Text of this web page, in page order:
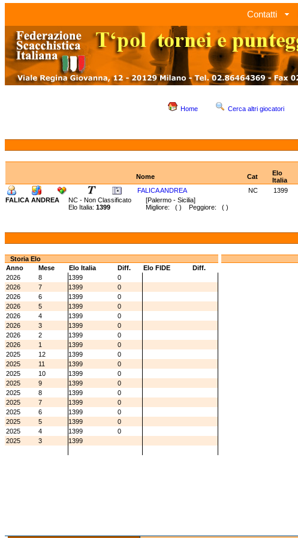
Contatti
Home Cerca altri giocatori
Nome
Cat
Elo
Italia
FALICA ANDREA
NC 1399
FALICA ANDREA
NC - Non Classificato [Palermo - Sicilia]
Elo Italia: 1399 Migliore: ( ) Peggiore: ( )
Storia Elo
Anno
Mese Elo Italia Diff. Elo FIDE
Diff.
2026
8 1399
0
2026
7 1399
0
2026
6 1399
0
2026
5 1399
0
2026
4 1399
0
2026
3 1399
0
2026
2 1399
0
2026
1 1399
0
2025
12 1399
0
2025
11 1399
0
2025
10 1399
0
2025
9 1399
0
2025
8 1399
0
2025
7 1399
0
2025
6 1399
0
2025
5 1399
0
2025
4 1399
0
2025
3 1399